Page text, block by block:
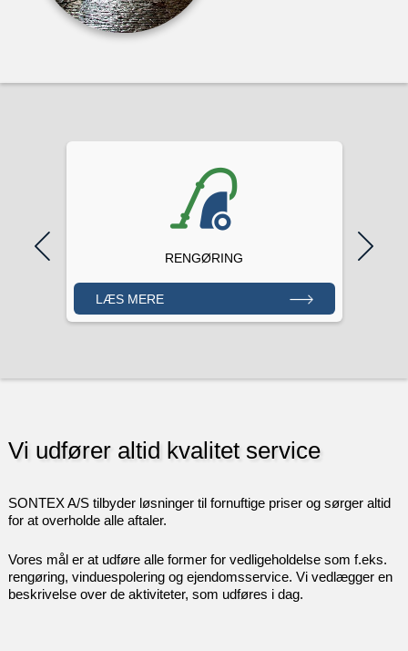
RENGØRING​
LÆS MERE
Vi udfører altid kvalitet service
SONTEX A/S tilbyder løsninger til fornuftige priser og sørger altid
for at overholde alle aftaler.
Vores mål er at udføre alle former for vedligeholdelse som f.eks.
rengøring, vinduespolering og ejendomsservice. Vi vedlægger en
beskrivelse over de aktiviteter, som udføres i dag.